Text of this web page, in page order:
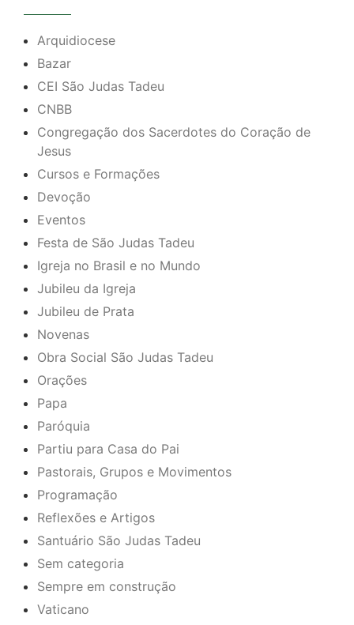
Arquidiocese
Bazar
CEI São Judas Tadeu
CNBB
Congregação dos Sacerdotes do Coração de
Jesus
Cursos e Formações
Devoção
Eventos
Festa de São Judas Tadeu
Igreja no Brasil e no Mundo
Jubileu da Igreja
Jubileu de Prata
Novenas
Obra Social São Judas Tadeu
Orações
Papa
Paróquia
Partiu para Casa do Pai
Pastorais, Grupos e Movimentos
Programação
Reflexões e Artigos
Santuário São Judas Tadeu
Sem categoria
Sempre em construção
Vaticano